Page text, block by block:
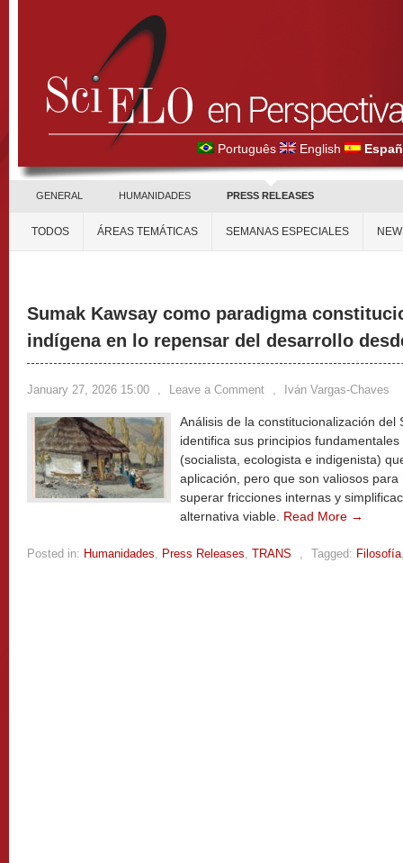
Português English
GENERAL HUMANIDADES PRESS RELEASES
TODOS ÁREAS TEMÁTICAS SEMANAS ESPECIALES
Sumak Kawsay como paradigma
indígena en lo repensar del desarrollo
January 27, 2026 15:00 , Leave a Comment , Iván Vargas-Chaves
Análisis de la constitucionalización del
identifica sus principios
(socialista, ecologista e indigenista)
aplicación, pero que son valiosos
superar fricciones internas y
alternativa viable. Read More →
Posted in: Humanidades, Press Releases, TRANS , Tagged: Filosofía